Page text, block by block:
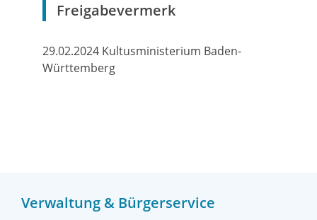
Verwaltung & Bürgerservice
Freigabevermerk
29.02.2024 Kultusministerium Baden-
Württemberg